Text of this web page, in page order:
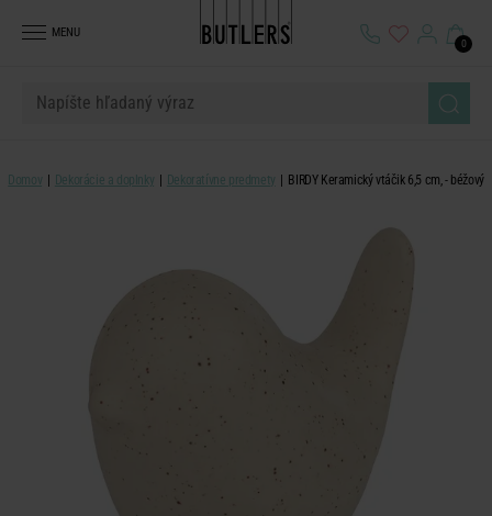
MENU
0
Domov Dekorácie a doplnky Dekoratívne predmety BIRDY Keramický vtáčik 6,5 cm, - béžový